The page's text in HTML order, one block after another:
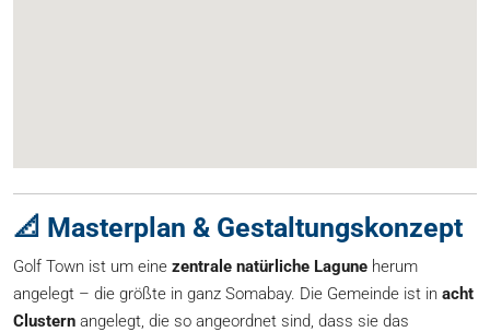
📐 Masterplan & Gestaltungskonzept
Golf Town ist um eine zentrale natürliche Lagune herum
angelegt – die größte in ganz Somabay. Die Gemeinde ist in acht
Clustern angelegt, die so angeordnet sind, dass sie das